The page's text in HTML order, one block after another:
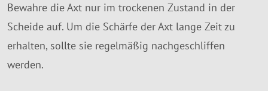
Bewahre die Axt nur im trockenen Zustand in der
Scheide auf. Um die Schärfe der Axt lange Zeit zu
erhalten, sollte sie regelmäßig nachgeschliffen
werden.